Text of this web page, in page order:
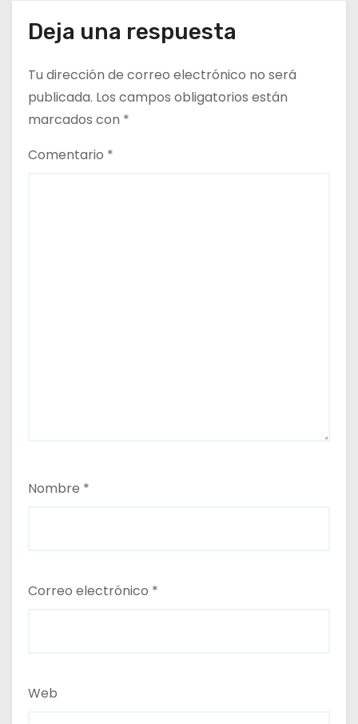
Deja una respuesta
Tu dirección de correo electrónico no será
publicada. Los campos obligatorios están
marcados con *
Comentario *
Nombre *
Correo electrónico *
Web